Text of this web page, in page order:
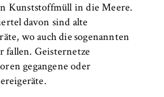
Kunststoffmüll in die Meere.
davon sind alte
wo auch die sogenannten
fallen. Geisternetze
gegangene oder
des
Cookies auf der aktuellen
wird verhindert, dass das
bei jedem erneuten Aufruf
angezeigt wird.